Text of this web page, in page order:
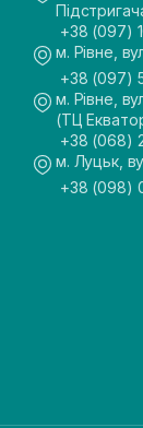
+38 (097)
м. Рівне,
+38 (097)
м. Рівне,
(ТЦ
+38 (068)
м. Луцьк,
+38 (098)